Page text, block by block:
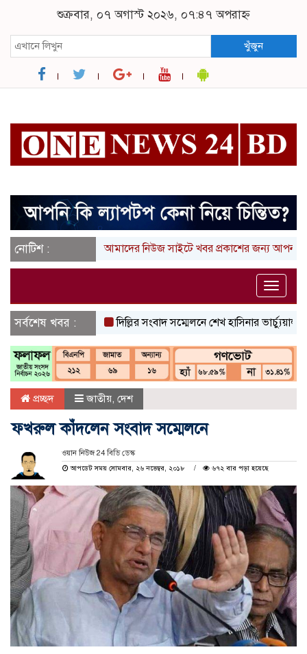
শুক্রবার, ০৭ অগাস্ট ২০২৬, ০৭:৪৭ অপরাহ্ন
খুঁজুন
নোটিশ : আমাদের নিউজ সাইটে খবর প্রকাশের জন্য আপনার লিখা
Toggle
সর্বশেষ খবর :দিল্লির সংবাদ সম্মেলনে শেখ হাসিনার ভার্চ্যুয়াল বক্তব্যে
প্রচ্ছদ জাতীয়, দেশ
ফখরুল কাঁদলেন সংবাদ সম্মেলনে
ওয়ান নিউজ 24 বিডি ডেস্ক
আপডেট সময় সোমবার, ২৬ নভেম্বর, ২০১৮
৬৭২ বার পড়া হয়েছে